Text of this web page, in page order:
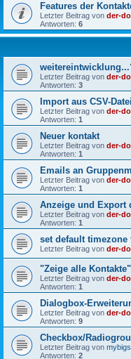
Features der
Letzter Beitrag von der-
Antworten: 6
Letzter Beitrag von der-
Antworten: 3
Import aus CSV-
Letzter Beitrag von der-
Antworten: 1
Neuer kontakt
Letzter Beitrag von der-
Antworten: 1
Emails an
Letzter Beitrag von der-
Antworten: 1
Anzeige und Export
Letzter Beitrag von der-
Antworten: 1
set default timezone
Letzter Beitrag von der-
"Zeige alle
Letzter Beitrag von der-
Antworten: 1
Dialogbox-
Letzter Beitrag von der-
Antworten: 9
Checkbox/
Letzter Beitrag von
Antworten: 2